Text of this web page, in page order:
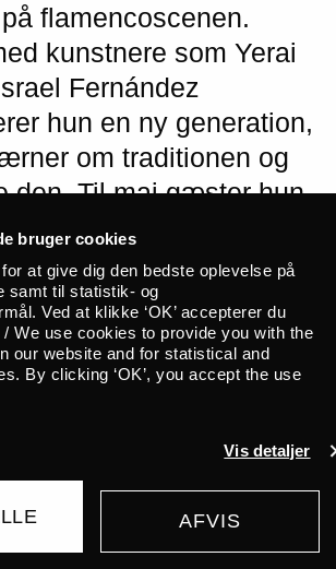
bruger cookies
at give dig den bedste oplevelse på
samt til statistik- og
Ved at klikke ‘OK’ accepterer du
We use cookies to provide you with the
our website and for statistical and
By clicking ‘OK’, you accept the use
Vis detaljer
AFVIS
flamencoscenen.
kunstnere som Yerai
Fernández
hun en ny generation,
om traditionen og
den. Til maj gæster hun
første koncert i
hun præsenterer det
“Sangre Sucia” i vores
akkompagneret af
flamencoguitarist
mest spændende stemmer i
Med dyb respekt for
bevæger hun sig frygtløst